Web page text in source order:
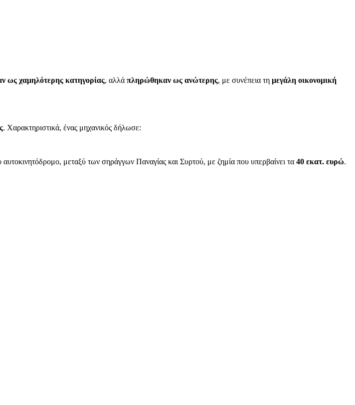
ως χαμηλότερης κατηγορίας, αλλά πληρώθηκαν ως ανώτερης, με συνέπεια τη μεγάλη οικονομική
. Χαρακτηριστικά, ένας μηχανικός δήλωσε:
μεταξύ των σηράγγων Παναγίας και Συρτού, με ζημία που υπερβαίνει τα 40 εκατ. ευρώ.